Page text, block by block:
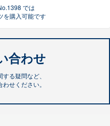
では
を購入可能です
合わせ
る疑問など、
せください。